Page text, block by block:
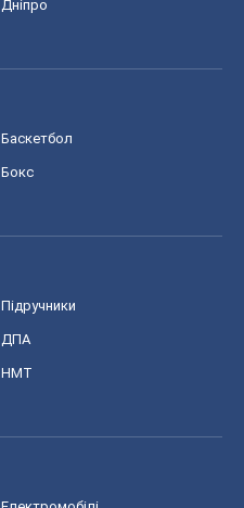
Дніпро
Баскетбол
Бокс
Підручники
ДПА
НМТ